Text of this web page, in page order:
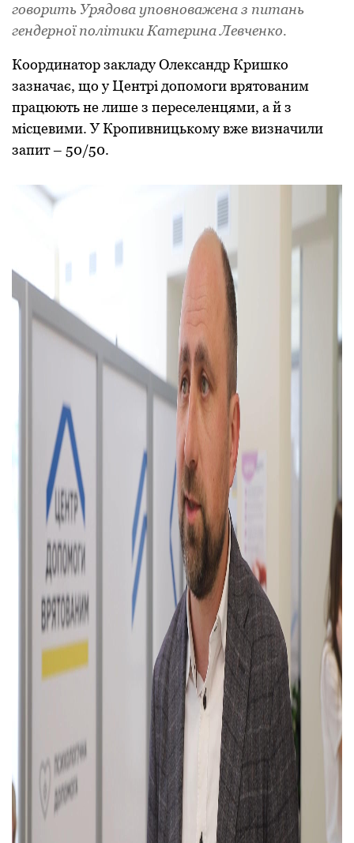
говорить Урядова уповноважена з питань
гендерної політики Катерина Левченко.
Координатор закладу Олександр Кришко
зазначає, що у Центрі допомоги врятованим
працюють не лише з переселенцями, а й з
місцевими. У Кропивницькому вже визначили
запит – 50/50.